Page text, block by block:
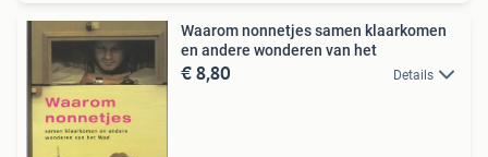
Waarom nonnetjes samen klaarkomen
en andere wonderen van het
€ 8,80 Details